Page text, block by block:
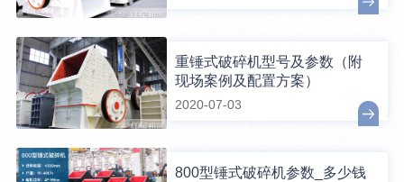
重锤式破碎机型号及参数（附
现场案例及配置方案）
2020-07-03
800型锤式破碎机参数_多少钱